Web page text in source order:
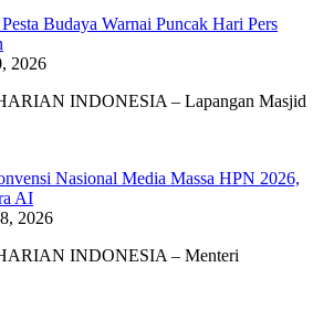
Budaya Warnai Puncak Hari Pers
2026
INDONESIA – Lapangan Masjid
Nasional Media Massa HPN 2026,
AI
2026
INDONESIA – Menteri